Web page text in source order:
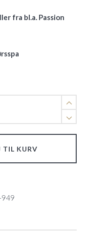
fra bl.a. Passion
TIL KURV
949